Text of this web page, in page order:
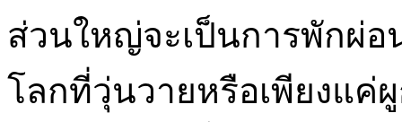
ส่วนใหญ่จะเป็นการพักผ่
โลกที่วุ่นวายหรือเพียงแ